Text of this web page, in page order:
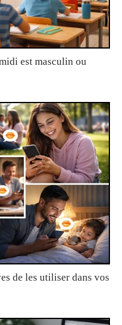
est masculin ou
de les utiliser dans vos